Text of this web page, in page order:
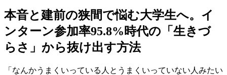
本音と建前の狭間で悩む大学生へ。イ
ンターン参加率95.8%時代の「生きづ
らさ」から抜け出す方法
「なんかうまくいっている人とうまくいっていない人みたい